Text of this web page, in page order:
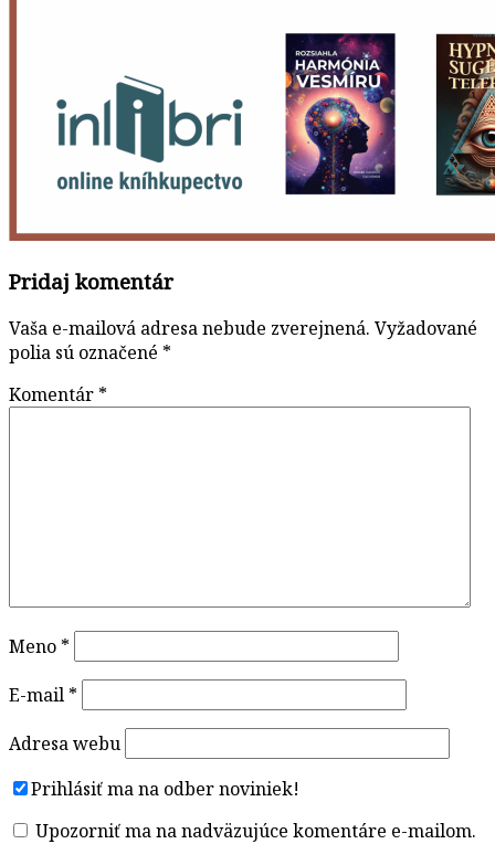
Pridaj komentár
Vaša e-mailová adresa nebude zverejnená. Vyžadované
polia sú označené *
Komentár *
Meno *
E-mail *
Adresa webu
Prihlásiť ma na odber noviniek!
Upozorniť ma na nadväzujúce komentáre e-mailom.